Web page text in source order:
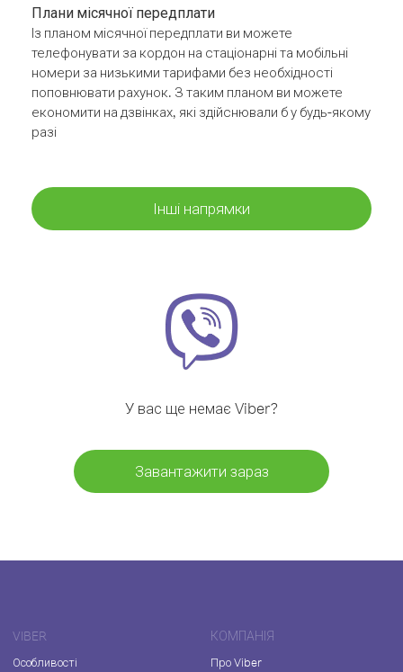
Плани місячної передплати
Із планом місячної передплати ви можете
телефонувати за кордон на стаціонарні та мобільні
номери за низькими тарифами без необхідності
поповнювати рахунок. З таким планом ви можете
економити на дзвінках, які здійснювали б у будь-якому
разі
Інші напрямки
У вас ще немає Viber?
Завантажити зараз
VIBER
Особливості
КОМПАНІЯ
Про Viber